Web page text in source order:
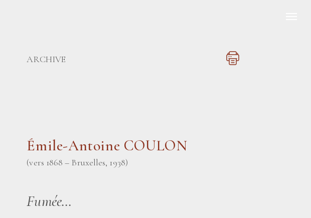
ARCHIVE
Émile-Antoine COULON
(vers 1868 – Bruxelles, 1938)
Fumée…